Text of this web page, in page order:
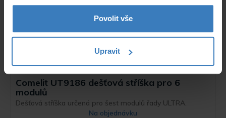
Povolit vše
Upravit
Comelit UT9186 dešťová stříška pro 6
modulů
Dešťová stříška určená pro šest modulů řady ULTRA.
Na objednávku